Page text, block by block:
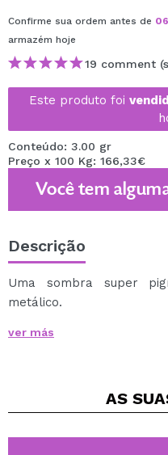
Confirme sua ordem antes de 06
armazém hoje
19 comment
Este produto foi
Conteúdo: 3.00 gr
Preço x 100 Kg: 166,33€
Você tem
Descrição
Uma sombra super
metálico.
Você terá um visual
ver más
AS